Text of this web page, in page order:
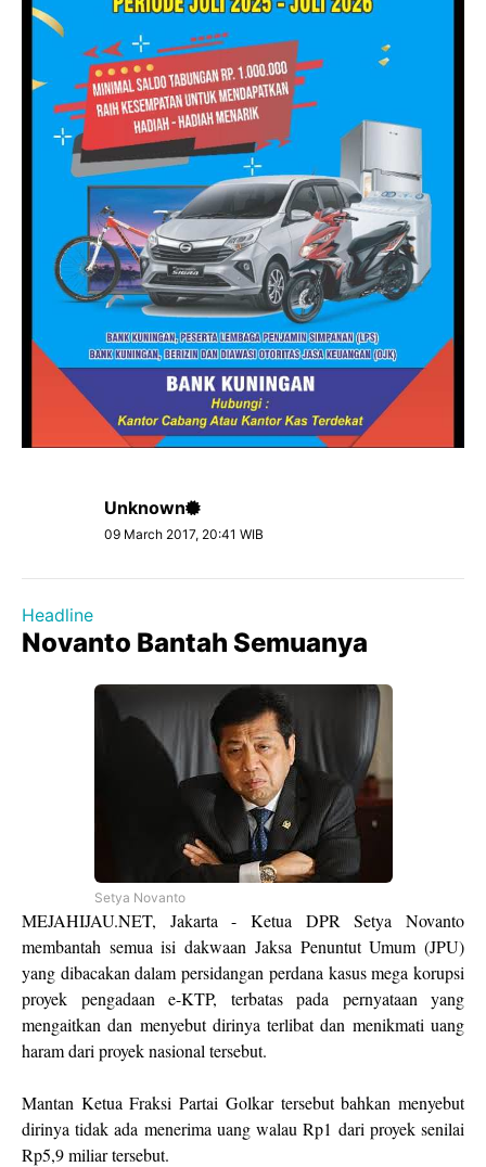
Unknown
09 March 2017, 20:41 WIB
Headline
Novanto Bantah Semuanya
Setya Novanto
MEJAHIJAU.NET, Jakarta - Ketua DPR Setya Novanto
membantah semua isi dakwaan Jaksa Penuntut Umum (JPU)
yang dibacakan dalam persidangan perdana kasus mega korupsi
proyek pengadaan e-KTP, terbatas pada pernyataan yang
mengaitkan dan menyebut dirinya terlibat dan menikmati uang
haram dari proyek nasional tersebut.
Mantan Ketua Fraksi Partai Golkar tersebut bahkan menyebut
dirinya tidak ada menerima uang walau Rp1 dari proyek senilai
Rp5,9 miliar tersebut.